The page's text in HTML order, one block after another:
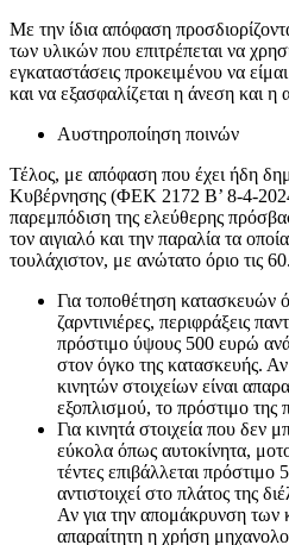
Με την ίδια απόφαση
των υλικών που επιτρέπεται να
εγκαταστάσεις προκειμένου να
και να εξασφαλίζεται η άνεση και
Αυστηροποίηση ποινών
Τέλος, με απόφαση που έχει ήδη
Κυβέρνησης (ΦΕΚ 2172 Β’ 8-4-2024)
παρεμπόδιση της ελεύθερης
τον αιγιαλό και την παραλία τα
τουλάχιστον, με ανώτατο όριο τις
Για τοποθέτηση κατασκευών
ζαρντινιέρες, περιφράξεις
πρόστιμο ύψους 500 ευρώ ανά
στον όγκο της κατασκευής.
κινητών στοιχείων είναι
εξοπλισμού, το πρόστιμο της
Για κινητά στοιχεία που δεν
εύκολα όπως αυτοκίνητα,
τέντες επιβάλλεται
αντιστοιχεί στο πλάτος της
Αν για την απομάκρυνση των
απαραίτητη η χρήση